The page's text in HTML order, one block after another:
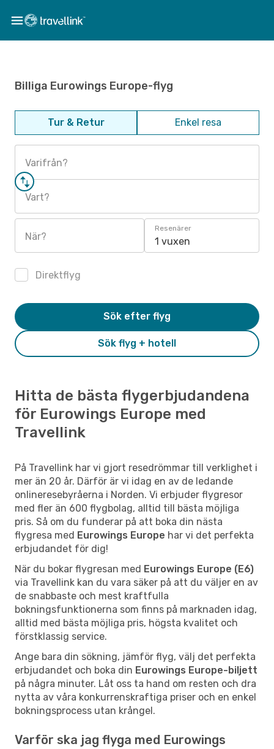
Billiga Eurowings Europe-flyg
Tur & Retur Enkel resa
Varifrån?
Vart?
När?
Resenärer
1 vuxen
Direktflyg
Sök flyg + hotell
Sök efter flyg
Hitta de bästa flygerbjudandena
för Eurowings Europe med
Travellink
På Travellink har vi gjort resedrömmar till verklighet i
mer än 20 år. Därför är vi idag en av de ledande
onlineresebyråerna i Norden. Vi erbjuder flygresor
med fler än 600 flygbolag, alltid till bästa möjliga
pris. Så om du funderar på att boka din nästa
flygresa med Eurowings Europe har vi det perfekta
erbjudandet för dig!
När du bokar flygresan med Eurowings Europe (E6)
via Travellink kan du vara säker på att du väljer en av
de snabbaste och mest kraftfulla
bokningsfunktionerna som finns på marknaden idag,
alltid med bästa möjliga pris, högsta kvalitet och
förstklassig service.
Ange bara din sökning, jämför flyg, välj det perfekta
erbjudandet och boka din Eurowings Europe-biljett
på några minuter. Låt oss ta hand om resten och dra
nytta av våra konkurrenskraftiga priser och en enkel
bokningsprocess utan krångel.
Varför ska jag flyga med Eurowings